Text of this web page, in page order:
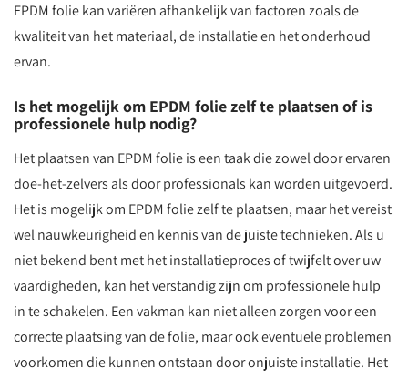
EPDM folie kan variëren afhankelijk van factoren zoals de
kwaliteit van het materiaal, de installatie en het onderhoud
ervan.
Is het mogelijk om EPDM folie zelf te plaatsen of is
professionele hulp nodig?
Het plaatsen van EPDM folie is een taak die zowel door ervaren
doe-het-zelvers als door professionals kan worden uitgevoerd.
Het is mogelijk om EPDM folie zelf te plaatsen, maar het vereist
wel nauwkeurigheid en kennis van de juiste technieken. Als u
niet bekend bent met het installatieproces of twijfelt over uw
vaardigheden, kan het verstandig zijn om professionele hulp
in te schakelen. Een vakman kan niet alleen zorgen voor een
correcte plaatsing van de folie, maar ook eventuele problemen
voorkomen die kunnen ontstaan door onjuiste installatie. Het